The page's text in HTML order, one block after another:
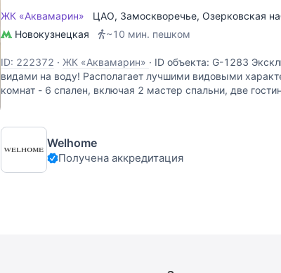
ЖК «Аквамарин» ЦАО, Замоскворечье, Озерковская
Новокузнецкая
~10 мин. пешком
ID: 222372 · ЖК «Аквамарин» · ID объекта: G-1283
видами на воду! Располагает лучшими видовыми
комнат - 6 спален, включая 2 мастер спальни, две
Welhome
Получена аккредитация